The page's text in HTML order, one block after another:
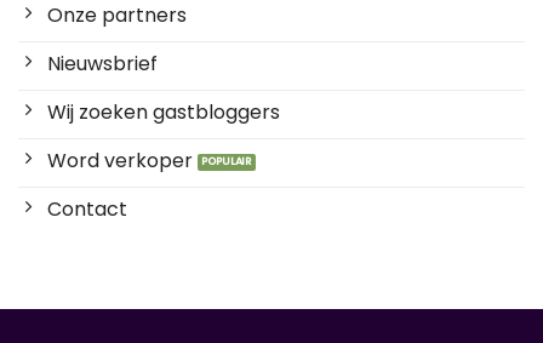
Onze partners
Nieuwsbrief
Wij zoeken gastbloggers
Word verkoper
Contact